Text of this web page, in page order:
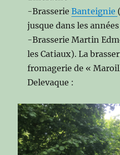
-BrasserieBanteignie
jusque dans les années
-Brasserie Martin
les Catiaux). La
fromagerie de «
Delevaque :